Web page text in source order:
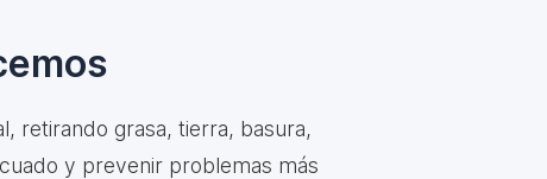
retirando grasa, tierra, basura,
y prevenir problemas más